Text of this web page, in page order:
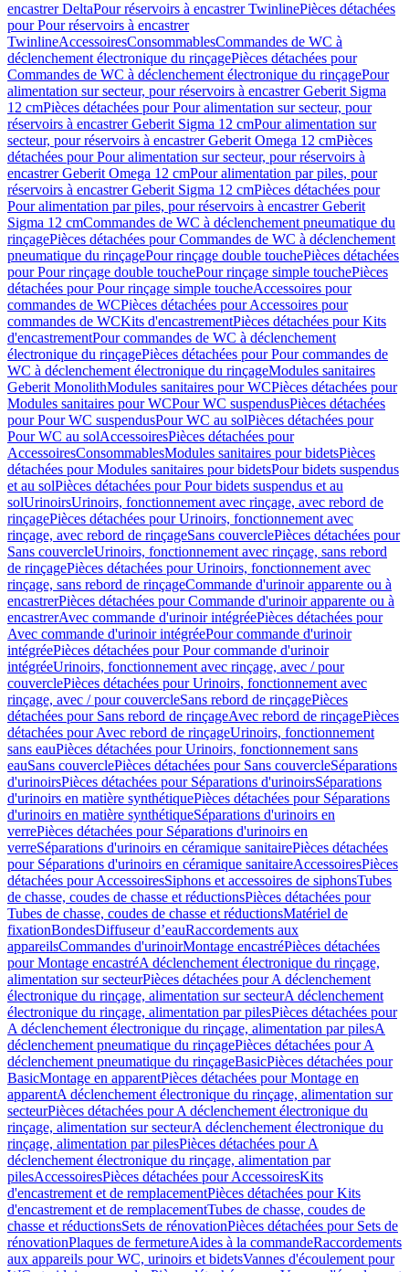
encastrer DeltaPour réservoirs à encastrer TwinlinePièces détachées
pour Pour réservoirs à encastrer
TwinlineAccessoiresConsommablesCommandes de WC à
déclenchement électronique du rinçagePièces détachées pour
Commandes de WC à déclenchement électronique du rinçagePour
alimentation sur secteur, pour réservoirs à encastrer Geberit Sigma
12 cmPièces détachées pour Pour alimentation sur secteur, pour
réservoirs à encastrer Geberit Sigma 12 cmPour alimentation sur
secteur, pour réservoirs à encastrer Geberit Omega 12 cmPièces
détachées pour Pour alimentation sur secteur, pour réservoirs à
encastrer Geberit Omega 12 cmPour alimentation par piles, pour
réservoirs à encastrer Geberit Sigma 12 cmPièces détachées pour
Pour alimentation par piles, pour réservoirs à encastrer Geberit
Sigma 12 cmCommandes de WC à déclenchement pneumatique du
rinçagePièces détachées pour Commandes de WC à déclenchement
pneumatique du rinçagePour rinçage double touchePièces détachées
pour Pour rinçage double touchePour rinçage simple touchePièces
détachées pour Pour rinçage simple toucheAccessoires pour
commandes de WCPièces détachées pour Accessoires pour
commandes de WCKits d'encastrementPièces détachées pour Kits
d'encastrementPour commandes de WC à déclenchement
électronique du rinçagePièces détachées pour Pour commandes de
WC à déclenchement électronique du rinçageModules sanitaires
Geberit MonolithModules sanitaires pour WCPièces détachées pour
Modules sanitaires pour WCPour WC suspendusPièces détachées
pour Pour WC suspendusPour WC au solPièces détachées pour
Pour WC au solAccessoiresPièces détachées pour
AccessoiresConsommablesModules sanitaires pour bidetsPièces
détachées pour Modules sanitaires pour bidetsPour bidets suspendus
et au solPièces détachées pour Pour bidets suspendus et au
solUrinoirsUrinoirs, fonctionnement avec rinçage, avec rebord de
rinçagePièces détachées pour Urinoirs, fonctionnement avec
rinçage, avec rebord de rinçageSans couverclePièces détachées pour
Sans couvercleUrinoirs, fonctionnement avec rinçage, sans rebord
de rinçagePièces détachées pour Urinoirs, fonctionnement avec
rinçage, sans rebord de rinçageCommande d'urinoir apparente ou à
encastrerPièces détachées pour Commande d'urinoir apparente ou à
encastrerAvec commande d'urinoir intégréePièces détachées pour
Avec commande d'urinoir intégréePour commande d'urinoir
intégréePièces détachées pour Pour commande d'urinoir
intégréeUrinoirs, fonctionnement avec rinçage, avec / pour
couverclePièces détachées pour Urinoirs, fonctionnement avec
rinçage, avec / pour couvercleSans rebord de rinçagePièces
détachées pour Sans rebord de rinçageAvec rebord de rinçagePièces
détachées pour Avec rebord de rinçageUrinoirs, fonctionnement
sans eauPièces détachées pour Urinoirs, fonctionnement sans
eauSans couverclePièces détachées pour Sans couvercleSéparations
d'urinoirsPièces détachées pour Séparations d'urinoirsSéparations
d'urinoirs en matière synthétiquePièces détachées pour Séparations
d'urinoirs en matière synthétiqueSéparations d'urinoirs en
verrePièces détachées pour Séparations d'urinoirs en
verreSéparations d'urinoirs en céramique sanitairePièces détachées
pour Séparations d'urinoirs en céramique sanitaireAccessoiresPièces
détachées pour AccessoiresSiphons et accessoires de siphonsTubes
de chasse, coudes de chasse et réductionsPièces détachées pour
Tubes de chasse, coudes de chasse et réductionsMatériel de
fixationBondesDiffuseur d’eauRaccordements aux
appareilsCommandes d'urinoirMontage encastréPièces détachées
pour Montage encastréA déclenchement électronique du rinçage,
alimentation sur secteurPièces détachées pour A déclenchement
électronique du rinçage, alimentation sur secteurA déclenchement
électronique du rinçage, alimentation par pilesPièces détachées pour
A déclenchement électronique du rinçage, alimentation par pilesA
déclenchement pneumatique du rinçagePièces détachées pour A
déclenchement pneumatique du rinçageBasicPièces détachées pour
BasicMontage en apparentPièces détachées pour Montage en
apparentA déclenchement électronique du rinçage, alimentation sur
secteurPièces détachées pour A déclenchement électronique du
rinçage, alimentation sur secteurA déclenchement électronique du
rinçage, alimentation par pilesPièces détachées pour A
déclenchement électronique du rinçage, alimentation par
pilesAccessoiresPièces détachées pour AccessoiresKits
d'encastrement et de remplacementPièces détachées pour Kits
d'encastrement et de remplacementTubes de chasse, coudes de
chasse et réductionsSets de rénovationPièces détachées pour Sets de
rénovationPlaques de fermetureAides à la commandeRaccordements
aux appareils pour WC, urinoirs et bidetsVannes d'écoulement pour